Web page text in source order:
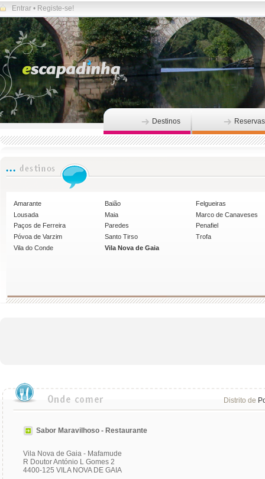
Entrar • Registe-se!
Destinos Reservas
Amarante Baião
Felgueiras
Lousada
Maia
Marco de Canaveses
Paços de Ferreira
Paredes
Penafiel
Póvoa de Varzim
Santo Tirso
Trofa
Vila do Conde
Vila Nova de Gaia
Distrito de
Sabor Maravilhoso - Restaurante
Vila Nova de Gaia - Mafamude
R Doutor António L Gomes 2
4400-125 VILA NOVA DE GAIA